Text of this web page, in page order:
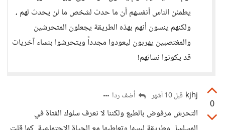
يطمئن الناس أنفسهم أن ما حدث لشخص ما لن يحدث لهم ،
ولكنهم ينسون أنهم بهذه الطريقة يجعلون المتحرشين
والمغتصبين يهربون ليعودوا مجدداً ويتحرشوا بنساء آخريات
قد يكونوا نسائهم!
0
kjhj قبل 10 أشهر أضف ردا
التحرش مرفوض بالطبع ولكننا لا نعرف سلوك الفتاة في